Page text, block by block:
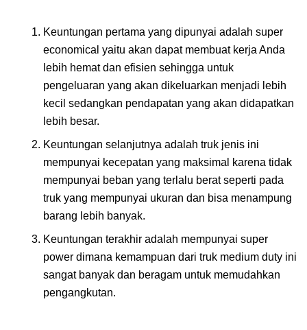
Keuntungan pertama yang dipunyai adalah super
economical yaitu akan dapat membuat kerja Anda
lebih hemat dan efisien sehingga untuk
pengeluaran yang akan dikeluarkan menjadi lebih
kecil sedangkan pendapatan yang akan didapatkan
lebih besar.
Keuntungan selanjutnya adalah truk jenis ini
mempunyai kecepatan yang maksimal karena tidak
mempunyai beban yang terlalu berat seperti pada
truk yang mempunyai ukuran dan bisa menampung
barang lebih banyak.
Keuntungan terakhir adalah mempunyai super
power dimana kemampuan dari truk medium duty ini
sangat banyak dan beragam untuk memudahkan
pengangkutan.